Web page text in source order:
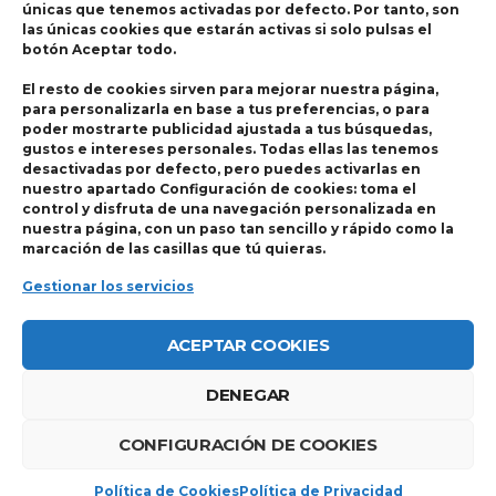
únicas que tenemos activadas por defecto. Por tanto, son
las únicas cookies que estarán activas si solo pulsas el
botón Aceptar todo.
El resto de cookies sirven para mejorar nuestra página,
para personalizarla en base a tus preferencias, o para
poder mostrarte publicidad ajustada a tus búsquedas,
gustos e intereses personales. Todas ellas las tenemos
desactivadas por defecto, pero puedes activarlas en
nuestro apartado Configuración de cookie: toma el
control y disfruta de una navegación personalizada en
nuestra página, con un paso tan sencillo y rápido como la
marcación de las casillas que tú quieras.
Gestionar los servicio
ACEPTAR COOKIES
DENEGAR
CONFIGURACIÓN DE COOKIES
Política de CookiePolítica de Privacidad
Servicio de Psicología
Servicio de Neuropsicología
Rehabilitación Física y Funcional:
Servicio de Fisioterapia
Servicio de Terapia Ocupacional